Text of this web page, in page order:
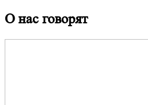
О нас говорят